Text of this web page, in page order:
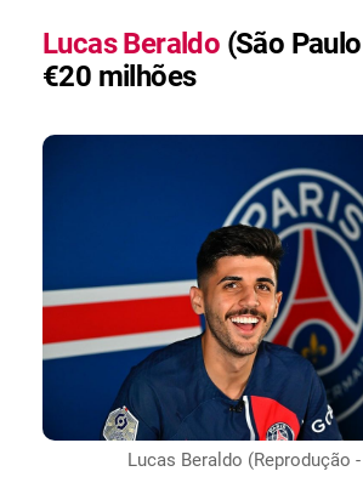
Lucas Beraldo (São
€20 milhões
Lucas Beraldo (Reprodução -